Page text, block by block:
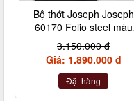
Bộ thớt Joseph Joseph
60170 Folio steel màu
inox
3.150.000 đ
Giá: 1.890.000 đ
Đặt hàng